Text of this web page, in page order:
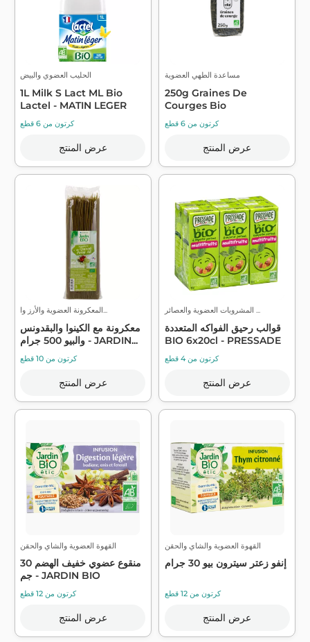
الحليب العضوي والبيض
1L Milk S Lact ML Bio
Lactel - MATIN LEGER
كرتون من 6 قطع
عرض المنتج
مساعدة الطهي العضوية
250g Graines De
Courges Bio
كرتون من 6 قطع
عرض المنتج
المعكرونة العضوية والأرز وا...
معكرونة مع الكينوا والبقدونس
والبيو 500 جرام - JARDIN...
كرتون من 10 قطع
عرض المنتج
المشروبات العضوية والعصائر ...
قوالب رحيق الفواكه المتعددة
BIO 6x20cl - PRESSADE
كرتون من 4 قطع
عرض المنتج
القهوة العضوية والشاي والحقن
منقوع عضوي خفيف الهضم 30
جم - JARDIN BIO
كرتون من 12 قطع
عرض المنتج
القهوة العضوية والشاي والحقن
إنفو زعتر سيترون بيو 30 جرام
كرتون من 12 قطع
عرض المنتج